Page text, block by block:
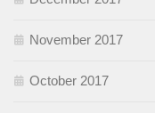
November 2017
October 2017